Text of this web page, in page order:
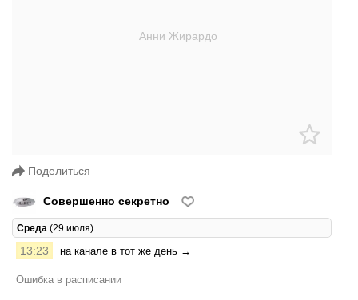
Поделиться
Совершенно секретно
Среда (29 июля)
13:23 на канале в тот же день →
Ошибка в расписании